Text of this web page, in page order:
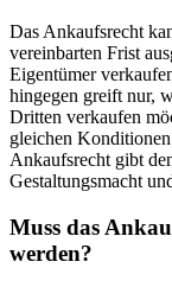
Das Ankaufsrecht
vereinbarten Frist
Eigentümer
hingegen greift nur,
Dritten verkaufen
gleichen
Ankaufsrecht gibt
Gestaltungsmacht
Muss das
werden?